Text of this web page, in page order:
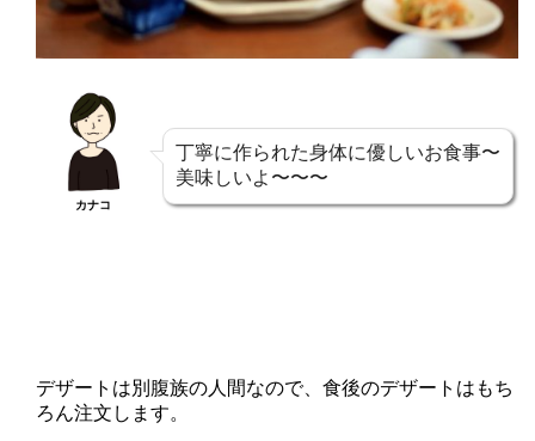
カナコ
丁寧に作られた身体に優しいお食事〜
美味しいよ〜〜〜
デザートは別腹族の人間なので、食後のデザートはもち
ろん注文します。